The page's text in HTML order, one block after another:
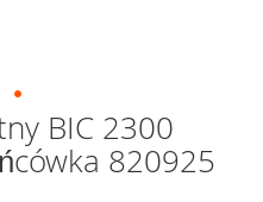
BIC 2300
820925